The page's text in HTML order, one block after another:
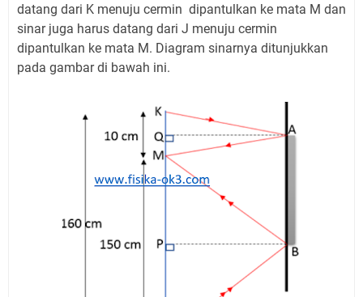
datang dari K menuju cermin dipantulkan ke mata M dan
sinar juga harus datang dari J menuju cermin
dipantulkan ke mata M. Diagram sinarnya ditunjukkan
pada gambar di bawah ini.